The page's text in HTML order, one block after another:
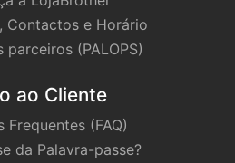
Contactos e Horário
parceiros (PALOPS)
ao Cliente
Frequentes (FAQ)
da Palavra-passe?